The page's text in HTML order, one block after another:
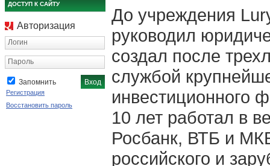
ДОСТУП К САЙТУ
Авторизация
Логин
Пароль
Запомнить
Регистрация
Восстановить пароль
До учреждения
руководил
создал после
службой
инвестиционного
10 лет работал в
Росбанк, ВТБ и
российского и